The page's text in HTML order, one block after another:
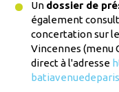
Un dossier de
également
concertation sur
Vincennes (menu
direct à l'adresse